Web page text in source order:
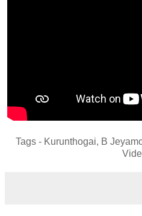
Tags - Kurunthogai, B